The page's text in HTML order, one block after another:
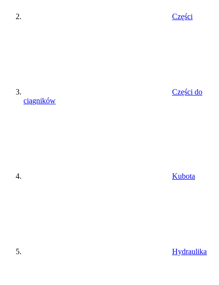
Części
Części do
ciągników
Kubota
Hydraulika